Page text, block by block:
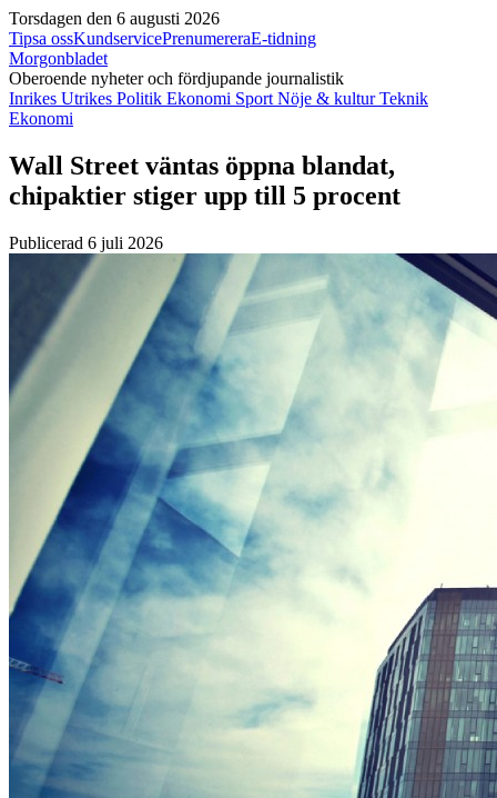
Torsdagen den 6 augusti 2026
Tipsa ossKundservicePrenumereraE-tidning
Morgonbladet
Oberoende nyheter och fördjupande journalistik
Inrikes Utrikes Politik Ekonomi Sport Nöje & kulturTeknik
Ekonomi
Wall Street väntas öppna blandat,
chipaktier stiger upp till 5 procent
Publicerad 6 juli 2026